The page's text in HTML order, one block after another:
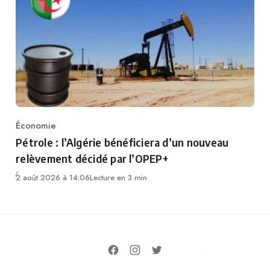
Category
Économie
Pétrole : l’Algérie bénéficiera d’un nouveau
relèvement décidé par l’OPEP+
2 août 2026 à 14:06Lecture en 3 min